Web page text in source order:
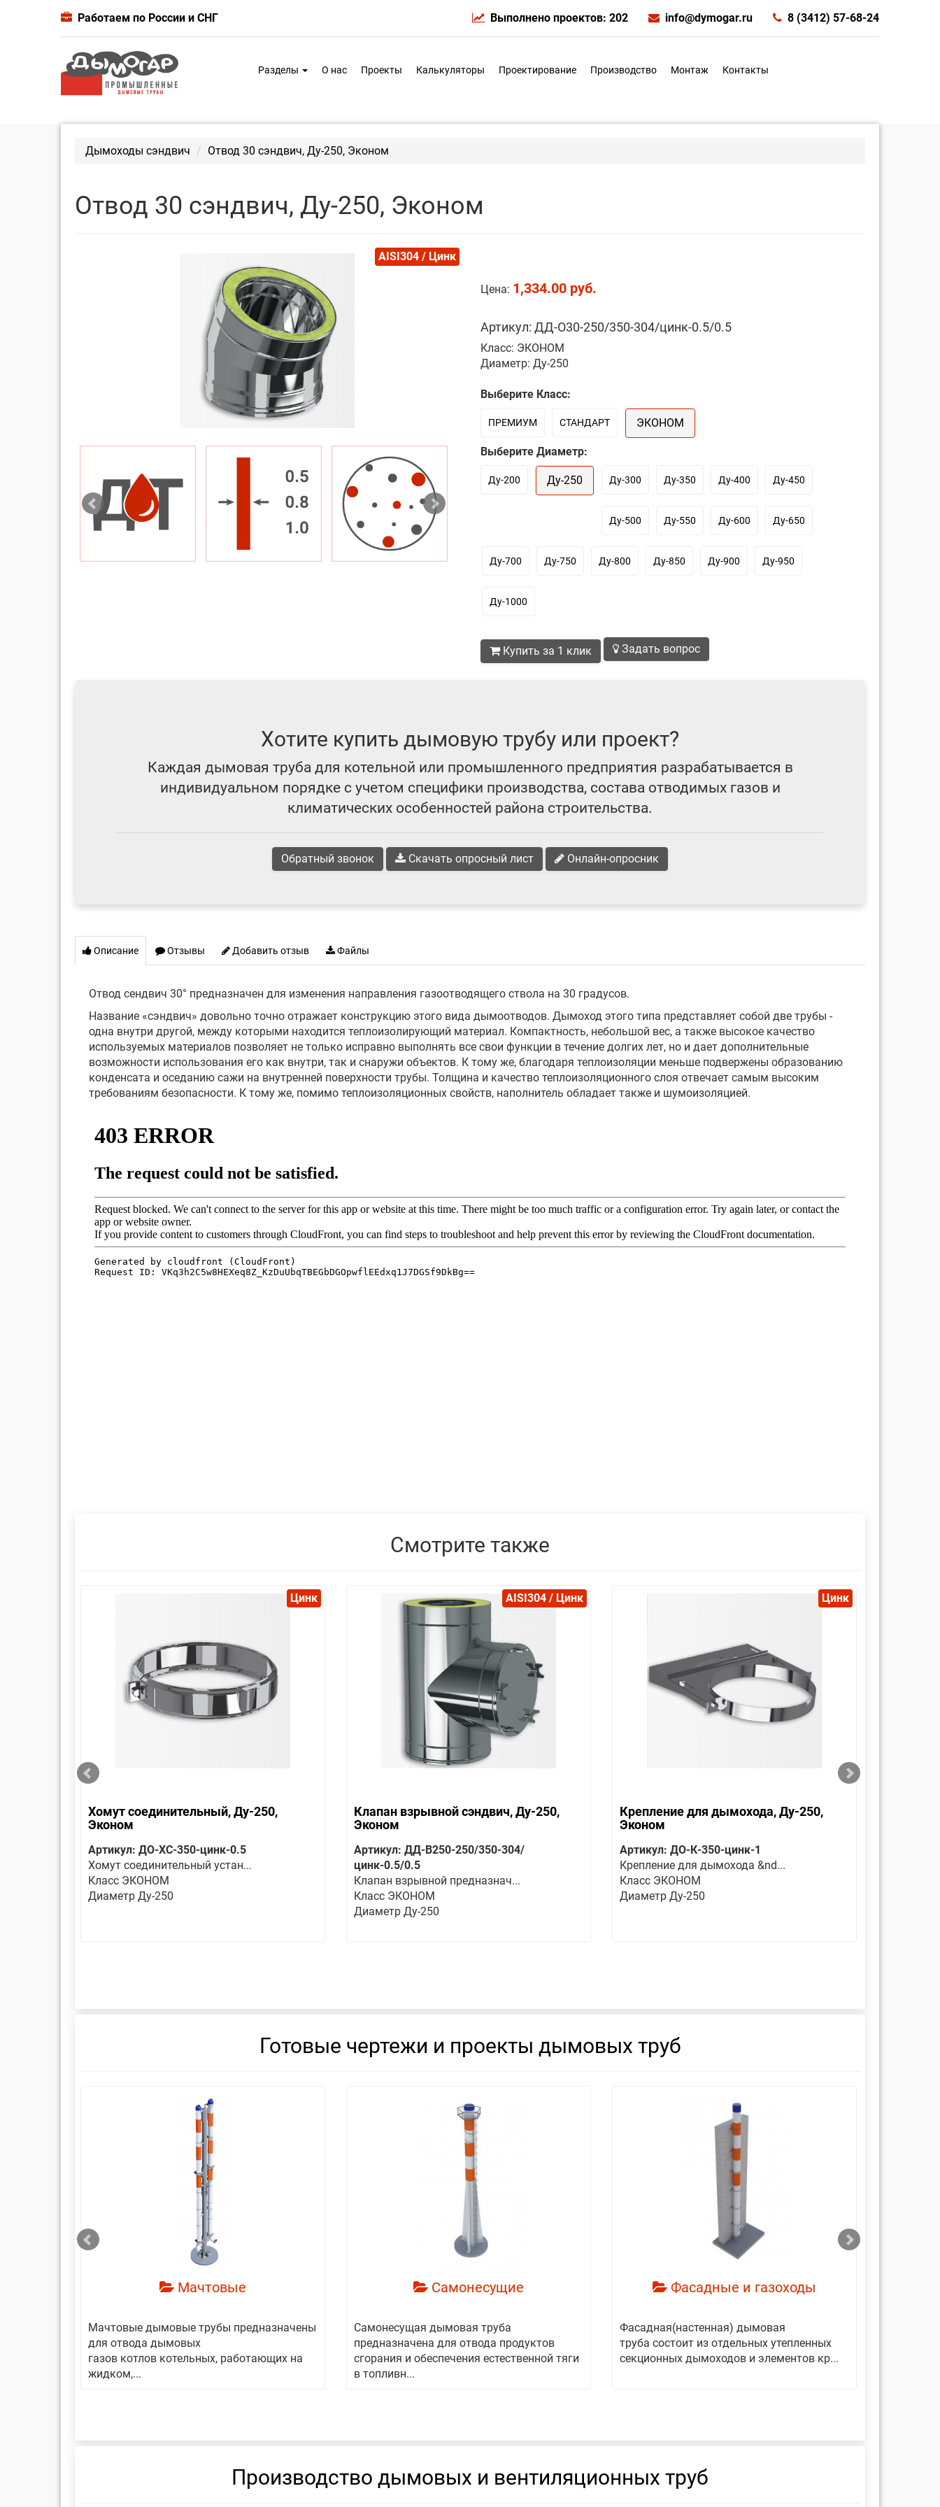
Работаем по России и СНГ Выполнено проектов: 202 info@dymogar.ru 8 (3412) 57-68-24
Разделы О нас Проекты Калькуляторы Проектирование Производство Монтаж Контакты
Дымоходы сэндвич Отвод 30 сэндвич, Ду-250, Эконом
Отвод 30 сэндвич, Ду-250, Эконом
AISI304 / Цинк
Цена: 1,334.00 руб.
Артикул: ДД-О30-250/350-304/цинк-0.5/0.5
Класс: ЭКОНОМ
Диаметр: Ду-250
Выберите Класс:
ПРЕМИУМ СТАНДАРТ ЭКОНОМ
Выберите Диаметр:
Ду-200 Ду-250 Ду-300 Ду-350 Ду-400 Ду-450
Ду-500 Ду-550 Ду-600 Ду-650
Ду-700 Ду-750 Ду-800 Ду-850 Ду-900 Ду-950
Ду-1000
Купить за 1 клик Задать вопрос
Хотите купить дымовую трубу или проект?
Каждая дымовая труба для котельной или промышленного предприятия разрабатывается в
индивидуальном порядке с учетом специфики производства, состава отводимых газов и
климатических особенностей района строительства.
Обратный звонок Скачать опросный лист Онлайн-опросник
Описание Отзывы Добавить отзыв Файлы
Отвод сендвич 30° предназначен для изменения направления газоотводящего ствола на 30 градусов.
Название «сэндвич» довольно точно отражает конструкцию этого вида дымоотводов. Дымоход этого типа представляет собой две трубы -
одна внутри другой, между которыми находится теплоизолирующий материал. Компактность, небольшой вес, а также высокое качество
используемых материалов позволяет не только исправно выполнять все свои функции в течение долгих лет, но и дает дополнительные
возможности использования его как внутри, так и снаружи объектов. К тому же, благодаря теплоизоляции меньше подвержены образованию
конденсата и оседанию сажи на внутренней поверхности трубы. Толщина и качество теплоизоляционного слоя отвечает самым высоким
требованиям безопасности. К тому же, помимо теплоизоляционных свойств, наполнитель обладает также и шумоизоляцией.
Смотрите также
Цинк
Хомут соединительный, Ду-250,
Эконом
Артикул: ДО-ХС-350-цинк-0.5
Хомут соединительный устан...
Класс ЭКОНОМ
Диаметр Ду-250
AISI304 / Цинк
Клапан взрывной сэндвич, Ду-250,
Эконом
Артикул: ДД-В250-250/350-304/
цинк-0.5/0.5
Клапан взрывной предназнач...
Класс ЭКОНОМ
Диаметр Ду-250
Цинк
Крепление для дымохода, Ду-250,
Эконом
Артикул: ДО-К-350-цинк-1
Крепление для дымохода &nd...
Класс ЭКОНОМ
Диаметр Ду-250
Готовые чертежи и проекты дымовых труб
Мачтовые
Мачтовые дымовые трубы предназначены
для отвода дымовых
газов котлов котельных, работающих на
жидком,...
Самонесущие
Самонесущая дымовая труба
предназначена для отвода продуктов
сгорания и обеспечения естественной тяги
в топливн...
Фасадные и газоходы
Фасадная(настенная) дымовая
труба состоит из отдельных утепленных
секционных дымоходов и элементов кр...
Производство дымовых и вентиляционных труб